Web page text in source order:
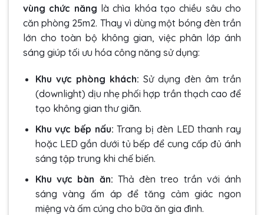
vùng chức năng là chìa khóa tạo chiều sâu cho
căn phòng 25m2. Thay vì dùng một bóng đèn trần
lớn cho toàn bộ không gian, việc phân lớp ánh
sáng giúp tối ưu hóa công năng sử dụng:
Khu vực phòng khách: Sử dụng đèn âm trần
(downlight) dịu nhẹ phối hợp trần thạch cao để
tạo không gian thư giãn.
Khu vực bếp nấu: Trang bị đèn LED thanh ray
hoặc LED gắn dưới tủ bếp để cung cấp đủ ánh
sáng tập trung khi chế biến.
Khu vực bàn ăn: Thả đèn treo trần với ánh
sáng vàng ấm áp để tăng cảm giác ngon
miệng và ấm cúng cho bữa ăn gia đình.